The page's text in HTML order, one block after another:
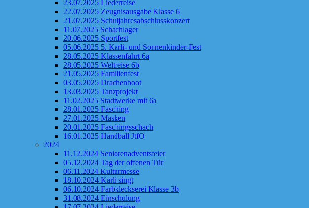
23.07.2025 Liederreise
22.07.2025 Zeugnisausgabe Klasse 6
21.07.2025 Schuljahresabschlusskonzert
11.07.2025 Schachlager
20.06.2025 Sportfest
05.06.2025 5. Karli- und Sonnenkinder-Fest
28.05.2025 Klassenfahrt 6a
28.05.2025 Weltreise 6b
21.05.2025 Familienfest
03.05.2025 Drachenboot
13.03.2025 Tanzprojekt
11.02.2025 Stadtwerke mit 6a
28.01.2025 Fasching
27.01.2025 Masken
20.01.2025 Faschingsschach
16.01.2025 Handball JtfO
2024
11.12.2024 Seniorenadventsfeier
05.12.2024 Tag der offenen Tür
06.11.2024 Kulturmesse
18.10.2024 Karli singt
06.10.2024 Farbkleckserei Klasse 3b
31.08.2024 Einschulung